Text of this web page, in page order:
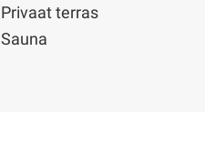
Privaat terras
Sauna